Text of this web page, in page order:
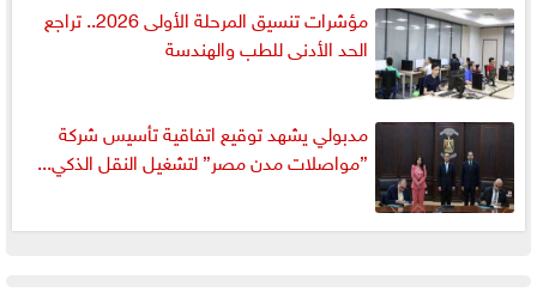
مؤشرات تنسيق المرحلة الأولى 2026.. تراجع
الحد الأدنى للطب والهندسة
مدبولي يشهد توقيع اتفاقية تأسيس شركة
”مواصلات مدن مصر” لتشغيل النقل الذكي...